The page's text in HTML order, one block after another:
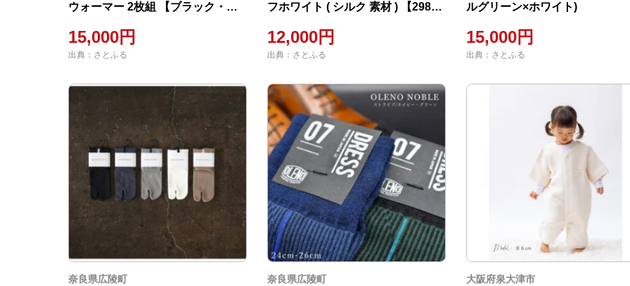
ウォーマー 2枚組 【ブラック・ベ
15,000円
出典：さとふる
フホワイト ( シルク 素材 ) 【2989-
12,000円
出典：さとふる
ルグリーン×ホワイト)
15,000円
出典：さとふる
奈良県広陵町 奈良県広陵町 大阪府泉大津市